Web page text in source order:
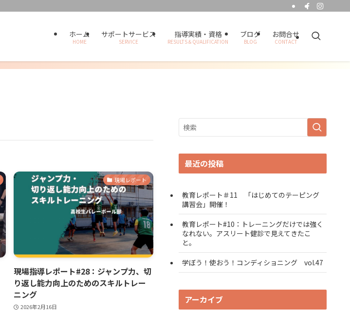
ホーム
HOME
サポートサービス
SERVICE
指導実績・資格
RESULTS＆QUALIFICATION
ブログ
BLOG
お問合せ
CONTACT
現場レポート
現場指導レポート#28：ジャンプ力、切
り返し能力向上のためのスキルトレー
ニング
2026年2月16日
最近の投稿
教育レポート＃11 「はじめてのテーピング
講習会」開催！
教育レポート#10：トレーニングだけでは強く
なれない。アスリート健診で見えてきたこ
と。
学ぼう！使おう！コンディショニング vol.47
アーカイブ